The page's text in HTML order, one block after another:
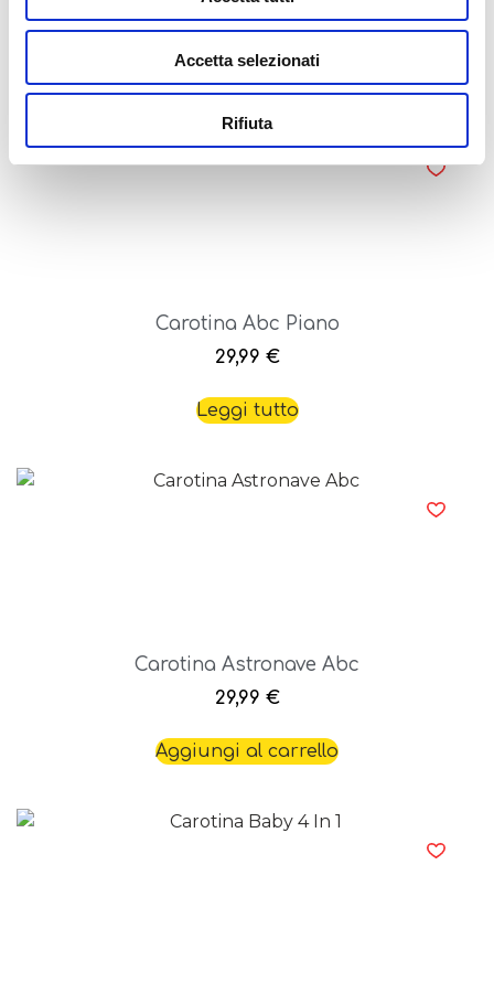
Accetta selezionati
Rifiuta
14,99€
Leggi tutto
Carotina Abc Piano
29,99 €
Leggi tutto
Carotina Astronave Abc
29,99 €
Aggiungi al carrello